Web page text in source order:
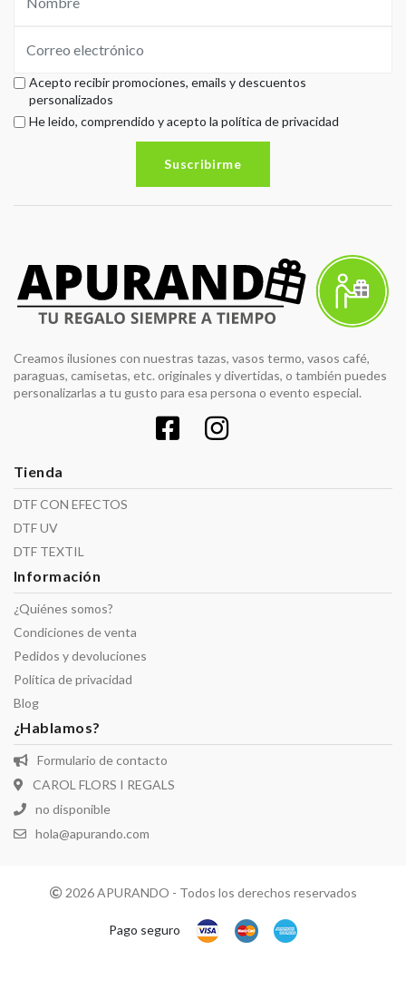
Acepto recibir promociones, emails y descuentos
personalizados
He leido, comprendido y acepto la política de privacidad
Suscribirme
Creamos ilusiones con nuestras tazas, vasos termo, vasos café,
paraguas, camisetas, etc. originales y divertidas, o también puedes
personalizarlas a tu gusto para esa persona o evento especial.
Tienda
DTF CON EFECTOS
DTF UV
DTF TEXTIL
Información
¿Quiénes somos?
Condiciones de venta
Pedidos y devoluciones
Política de privacidad
Blog
¿Hablamos?
Formulario de contacto
CAROL FLORS I REGALS
no disponible
hola@apurando.com
2026 APURANDO - Todos los derechos reservados
Pago seguro